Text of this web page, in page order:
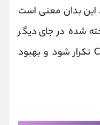
بدان معنی است
شده در جای دیگر
می‌تواند به راحتی در اکوسیستم Cosmos تکرار شود و بهبود